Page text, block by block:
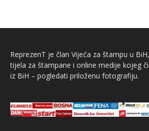
ReprezenT je član Vijeća za štampu u
tijela za štampane i online medije kojeg
iz BiH – pogledati priloženu fotografiju.